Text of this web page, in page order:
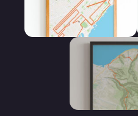
Affiche 10 km
Affiche Marathon